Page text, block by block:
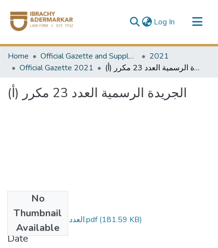
Log In (current)
Communities & Collections
All of DSpace
Home Official Gazette and Supplement
2021
Official Gazette 2021
الجريدة الرسمية العدد 23 مكرر (أ)
الجريدة الرسمية العدد 23 مكرر (أ)
No
Thumbnail
Available
العدد 23مكرر أ مؤمن.pdf(181.59 KB)
Date